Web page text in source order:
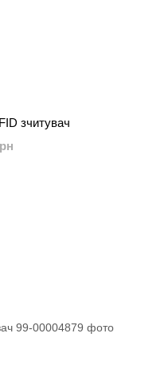
зчитувач